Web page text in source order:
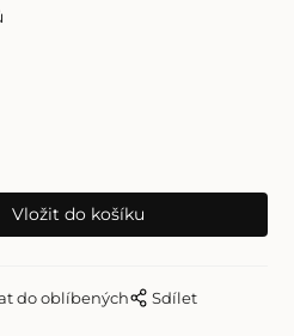
do oblíbených Sdílet